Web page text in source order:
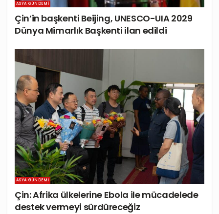
ASYA GÜNDEMI
Çin’in başkenti Beijing, UNESCO-UIA 2029
Dünya Mimarlık Başkenti ilan edildi
ASYA GÜNDEMI
Çin: Afrika ülkelerine Ebola ile mücadelede
destek vermeyi sürdüreceğiz